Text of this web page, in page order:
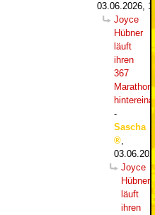
03.06.2026,
Joyce
Hübner
läuft
ihren
367
Marathon
-
Sascha
,
Joyce
Hübner
läuft
ihren